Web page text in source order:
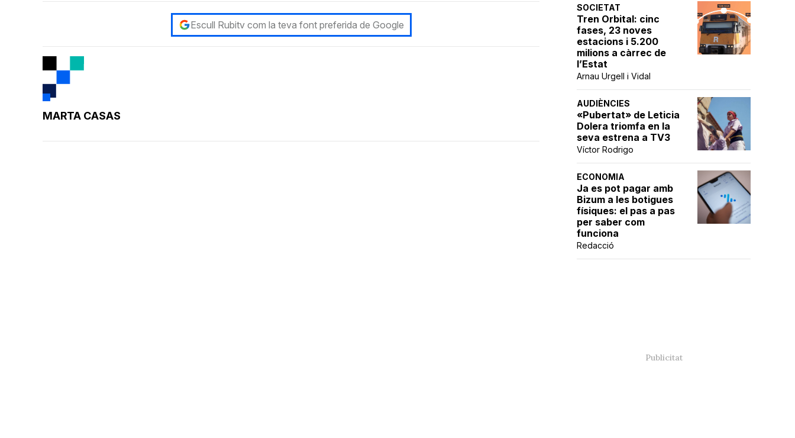
SOCIETAT
Tren Orbital: cinc
fases, 23 noves
estacions i 5.200
milions a càrrec de
l’Estat
Arnau Urgell i Vidal
AUDIÈNCIES
«Pubertat» de Leticia
Dolera triomfa en la
seva estrena a TV3
Víctor Rodrigo
ECONOMIA
Ja es pot pagar amb
Bizum a les botigues
físiques: el pas a pas
per saber com
funciona
Redacció
Escull Rubitv com la teva font preferida de Google
MARTA CASAS